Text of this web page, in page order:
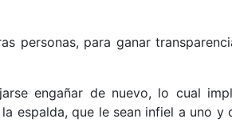
personas, para ganar
engañar de nuevo, lo cual
espalda, que le sean infiel a uno y